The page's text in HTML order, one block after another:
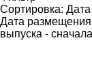
Сортировка:
Дата размещения
выпуска -